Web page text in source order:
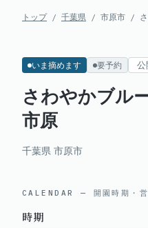
トップ/ 千葉県 / 市原市 /
いま摘めます 要予約 公
さわやかブル
市原
千葉県 市原市
CALENDAR — 開園時期・営
時期